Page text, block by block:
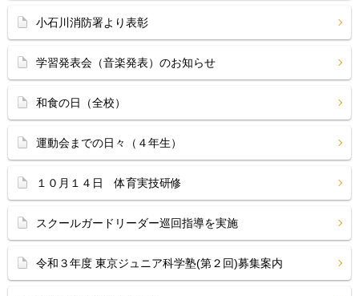
小石川消防署より表彰
学習発表会（音楽発表）のお知らせ
和食の日（全校）
運動会までの日々（４年生）
１０月１４日 体育実技研修
スクールガードリーダー巡回指導を実施
令和３年度 東京ジュニア科学塾(第２回)募集案内